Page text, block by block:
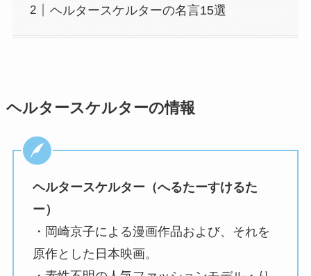
ヘルタースケルターの名言15選
ヘルタースケルターの情報
ヘルタースケルター（へるたーすけるた
ー）
・岡崎京子による漫画作品および、それを
原作とした日本映画。